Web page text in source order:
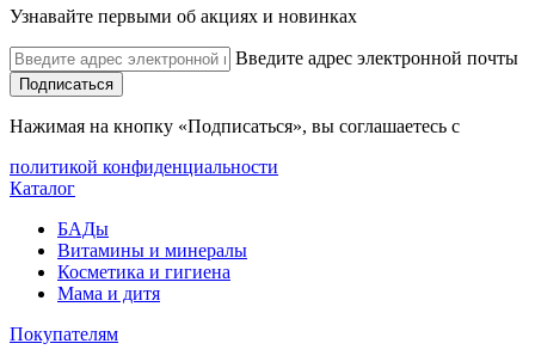
Узнавайте первыми об акциях и новинках
Введите адрес электронной почты
Подписаться
Нажимая на кнопку «Подписаться», вы соглашаетесь с
политикой конфиденциальности
Каталог
БАДы
Витамины и минералы
Косметика и гигиена
Мама и дитя
Покупателям